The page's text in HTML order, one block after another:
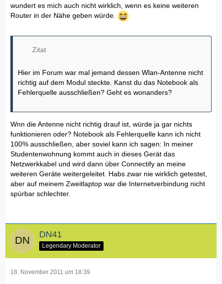
wundert es mich auch nicht wirklich, wenn es keine weiteren
Router in der Nähe geben würde.
Zitat
Hier im Forum war mal jemand dessen Wlan-Antenne nicht
richtig auf dem Modul steckte. Kanst du das Notebook als
Fehlerquelle ausschließen? Geht es wonanders?
Wnn die Antenne nicht richtig drauf ist, würde ja gar nichts
funktionieren oder? Notebook als Fehlerquelle kann ich nicht
100% ausschließen, aber soviel kann ich sagen: In meiner
Studentenwohnung kommt auch in dieses Gerät das
Netzwerkkabel und wird dann über Connectify an meine
weiteren Geräte weitergeleitet. Habs zwar nie wirklich getestet,
aber auf meinem Zweitlaptop war die Internetverbindung nicht
spürbar schlechter.
DN41
Legendary Moderator
18. November 2011 um 18:39